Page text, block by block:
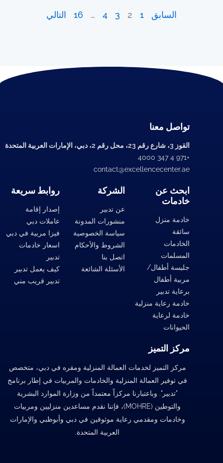
السابق 1
2
3
4
…
16 التالي
تواصل معنا
القوز 3، شارع رقم 23، محل رقم 2، دبي، الإمارات العربية المتحدة
+971 4 347 4000
contact@excellencecenter.ae
ابحث عن
خادمات
خادمة منزل
سائقة
الخادمات
المسلمات
جليسة أطفال/
مربية أطفال
برعاية تدبير
خادمة رعاية منزلية
خادمة لرعاية
الحيوانات
الشركة
عن تدبير
منشورات المدونة
سياسة الخصوصية
الشروط والأحكام
اتصل بنا
الأسئلة الشائعة
روابط سريعة
إصدار إقامة
عاملات دبي
فيزا مربية في دبي
اسعار خادمات
تدبير
كيف يعمل تدبير
تدبير قريب مني
مركز التميز
مركز التميز لخدمات العمالة المنزلية ومقره في دبي، متخصص
في توفير العمالة المنزلية والخادمات والمربيات في إطار برنامج
"تدبير". وباعتبارنا مركزاً معتمداً من وزارة الموارد البشرية
والتوطين (MOHRE)، فإننا نقدم مساعدين منزليين ومربيات
وخادمات ومقدمي رعاية موثوقين في دبي وأبوظبي والإمارات
العربية المتحدة.